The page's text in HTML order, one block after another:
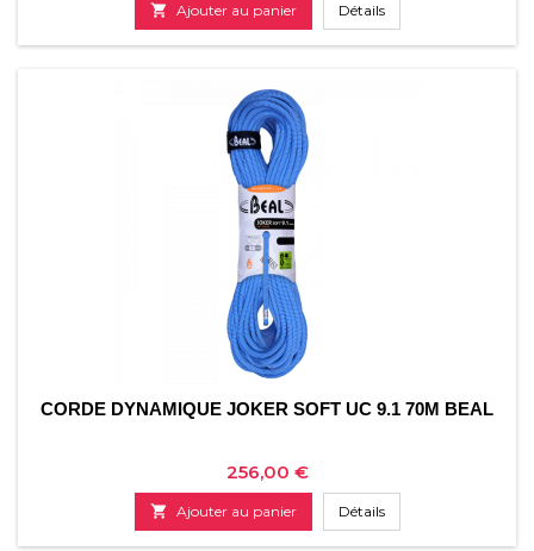
 Ajouter au panier Détails
CORDE DYNAMIQUE JOKER SOFT UC 9.1 70M BEAL
Prix
256,00 €
 Ajouter au panier Détails